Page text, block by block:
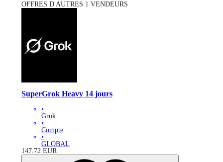
OFFRES D'AUTRES 1 VENDEURS
SuperGrok Heavy 14 jours
•
Grok
•
Compte
•
GLOBAL
147.72 EUR